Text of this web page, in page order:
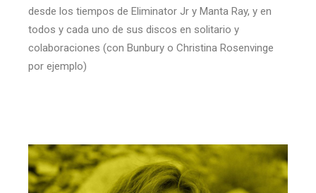
desde los tiempos de Eliminator Jr y Manta Ray, y en
todos y cada uno de sus discos en solitario y
colaboraciones (con Bunbury o Christina Rosenvinge
por ejemplo)